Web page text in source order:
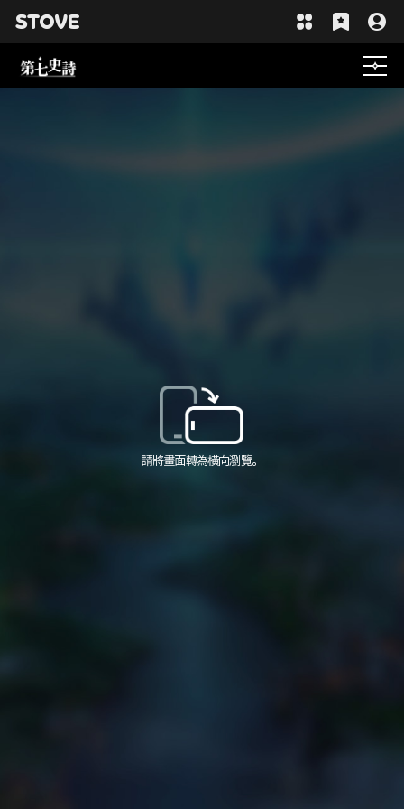
請將畫面轉為橫向瀏覽。